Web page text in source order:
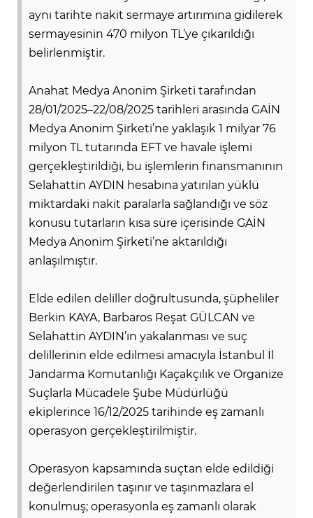
aynı tarihte nakit sermaye artırımına gidilerek
sermayesinin 470 milyon TL’ye çıkarıldığı
belirlenmiştir.
Anahat Medya Anonim Şirketi tarafından
28/01/2025–22/08/2025 tarihleri arasında GAİN
Medya Anonim Şirketi’ne yaklaşık 1 milyar 76
milyon TL tutarında EFT ve havale işlemi
gerçekleştirildiği, bu işlemlerin finansmanının
Selahattin AYDIN hesabına yatırılan yüklü
miktardaki nakit paralarla sağlandığı ve söz
konusu tutarların kısa süre içerisinde GAİN
Medya Anonim Şirketi’ne aktarıldığı
anlaşılmıştır.
Elde edilen deliller doğrultusunda, şüpheliler
Berkin KAYA, Barbaros Reşat GÜLCAN ve
Selahattin AYDIN’ın yakalanması ve suç
delillerinin elde edilmesi amacıyla İstanbul İl
Jandarma Komutanlığı Kaçakçılık ve Organize
Suçlarla Mücadele Şube Müdürlüğü
ekiplerince 16/12/2025 tarihinde eş zamanlı
operasyon gerçekleştirilmiştir.
Operasyon kapsamında suçtan elde edildiği
değerlendirilen taşınır ve taşınmazlara el
konulmuş; operasyonla eş zamanlı olarak